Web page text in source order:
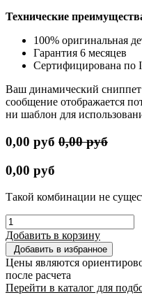
Технические
100% оригинальная
Гарантия 6 месяцев
Сертифицирована по
Ваш динамический сниппет
сообщение отображается
ни шаблон для
0,00 руб 0,00руб
0,00 руб
Такой комбинации не
Добавить в корзину
Добавить в избранное
Цены являются
после расчета
Перейти в каталог для